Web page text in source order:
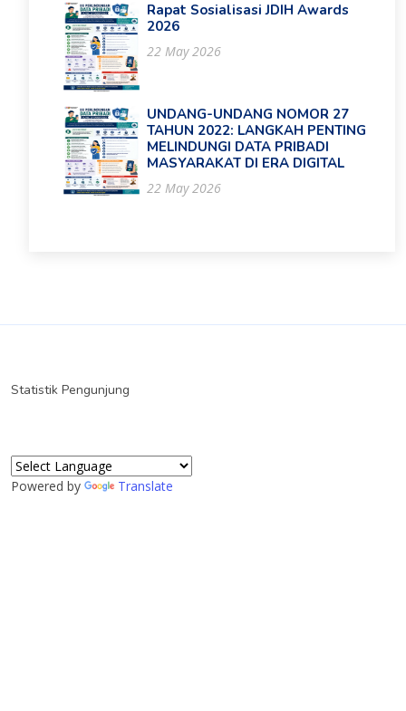
Rapat Sosialisasi JDIH Awards
2026
22 May 2026
UNDANG-UNDANG NOMOR 27
TAHUN 2022: LANGKAH PENTING
MELINDUNGI DATA PRIBADI
MASYARAKAT DI ERA DIGITAL
22 May 2026
Statistik Pengunjung
Powered by Translate